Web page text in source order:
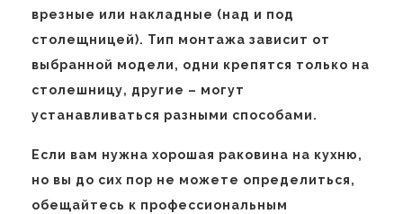
врезные или накладные (над и под
столещницей). Тип монтажа зависит от
выбранной модели, одни крепятся только на
столешницу, другие – могут
устанавливаться разными способами.
Если вам нужна хорошая раковина на кухню,
но вы до сих пор не можете определиться,
обещайтесь к профессиональным